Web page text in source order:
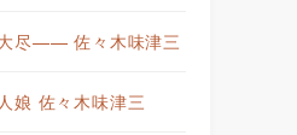
尽—— 佐々木味津三
娘 佐々木味津三